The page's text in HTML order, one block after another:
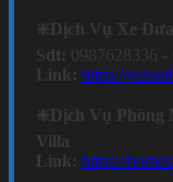
❇️Dịch Vụ Xe
Sdt: 0987628336 -
Link: https://
❇️Dịch Vụ Phòng
Villa
Link: https://